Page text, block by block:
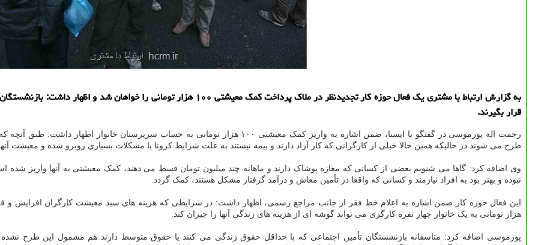
به گزارش ارتباط با مشتری یک فعال حوزه کار تجدیدنظر در ملاک پرداخت کمک معیشتی ۱۰۰
قرار بگیرند.
رحمت اله پورموسی در گفتگو با ایسنا، ضمن اشاره به واریز کمک معیشتی ۱۰۰ هزار تومانی به حساب سرپرستان خانوار اظهار داشت: طبق آنچه که اعلام شده افرادی که فاقد بیمه هستند و
طرح می شوند در حالیکه همین حالا خیلی از کارگرانی که کار آزاد دارند و بیمه نیستند به علت شرایط کرونا با مشکلات بسیاری روبرو شده و معیشت
وی اضافه کرد: گاها می شنویم بعضی از کسانی که مغازه پوشاک دارند و ماهانه چند میلیون تومان قسط می دهند، کمک معیشتی به آنها واریز شده
نبوده و بهتر بود به افراد نیازمند و کسانی که واقعا در تأمین معاش و درآمد گرفتار مشکل هستند، کمک گردد.
هزار تومانی به یک خانوار چهار نفره کارگری می تواند گوشه ای از هزینه های زندگی آنها را جبران کند.
پورموسی اضافه کرد: متاسفانه بازنشستگان تأمین اجتماعی که با حداقل حقوق زندگی می کنند یا حقوق متوسط دارند هم مشمول این طرح